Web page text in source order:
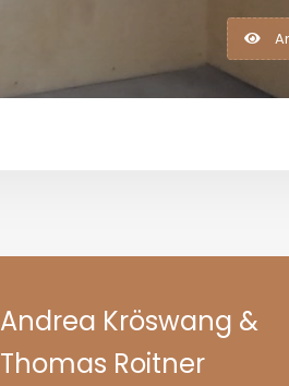
Andrea Kröswang &
Thomas Roitner